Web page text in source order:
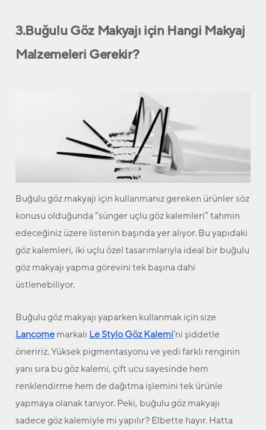
3.Buğulu Göz Makyajı için Hangi Makyaj
Malzemeleri Gerekir?
Buğulu göz makyajı için kullanmanız gereken ürünler söz
konusu olduğunda “sünger uçlu göz kalemleri” tahmin
edeceğiniz üzere listenin başında yer alıyor. Bu yapıdaki
göz kalemleri, iki uçlu özel tasarımlarıyla ideal bir buğulu
göz makyajı yapma görevini tek başına dahi
üstlenebiliyor.
Buğulu göz makyajı yaparken kullanmak için size
Lancomemarkalı Le Stylo Göz Kalemi’ni şiddetle
öneririz. Yüksek pigmentasyonu ve yedi farklı renginin
yanı sıra bu göz kalemi, çift ucu sayesinde hem
renklendirme hem de dağıtma işlemini tek ürünle
yapmaya olanak tanıyor. Peki, buğulu göz makyajı
sadece göz kalemiyle mi yapılır? Elbette hayır. Hatta